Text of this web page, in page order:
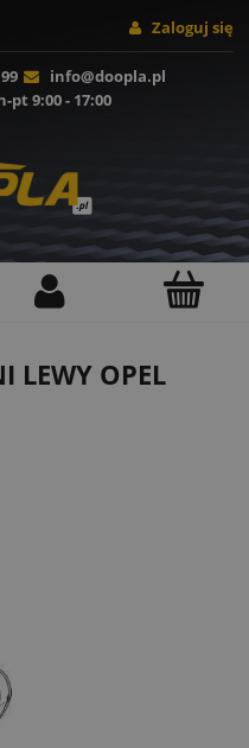
Zaloguj się
info@doopla.pl
pt 9:00 - 17:00
LEWY OPEL